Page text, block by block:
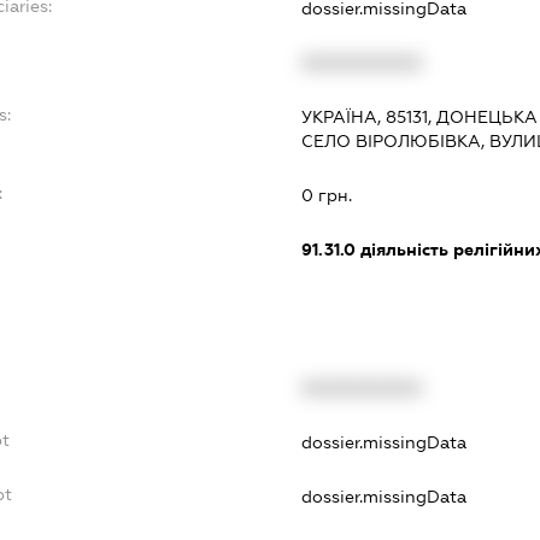
dossier.missingData
УКРАЇНА, 85131,
СЕЛО ВІРОЛЮБІВКА,
0 грн.
91.31.0діяльність
dossier.missingData
dossier.missingData